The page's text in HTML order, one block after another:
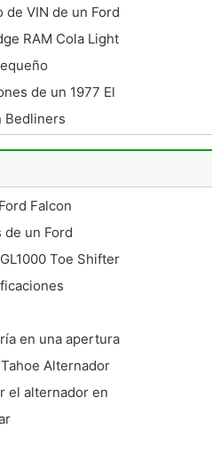
VIN de un Ford
RAM Cola Light
de un 1977 El
Bedliners
Falcon
de un Ford
Toe Shifter
en una apertura
Grand Prix
Alternador
el alternador en